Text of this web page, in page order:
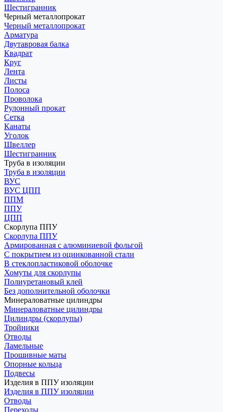
Шестигранник
Черный металлопрокат
Черный металлопрокат
Арматура
Двутавровая балка
Квадрат
Круг
Лента
Листы
Полоса
Проволока
Рулонный прокат
Сетка
Канаты
Уголок
Швеллер
Шестигранник
Труба в изоляции
Труба в изоляции
ВУС
ВУС ЦПП
ППМ
ППУ
ЦПП
Скорлупа ППУ
Скорлупа ППУ
Армированная с алюминиевой фольгой
С покрытием из оцинкованной стали
В стеклопластиковой оболочке
Хомуты для скорлупы
Полиуретановый клей
Без дополнительной оболочки
Минераловатные цилиндры
Минераловатные цилиндры
Цилиндры (скорлупы)
Тройники
Отводы
Ламельные
Прошивные маты
Опорные кольца
Подвесы
Изделия в ППУ изоляции
Изделия в ППУ изоляции
Отводы
Переходы